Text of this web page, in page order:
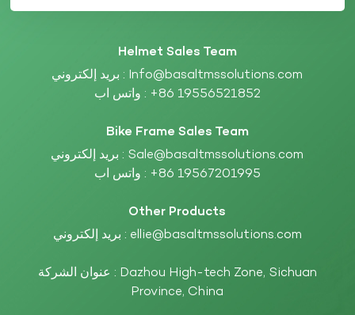
Helmet Sales Team
بريد إلكتروني : Info@basaltmssolutions.com
واتس اب : +86 19556521852
Bike Frame Sales Team
بريد إلكتروني : Sale@basaltmssolutions.com
واتس اب : +86 19567201995
Other Products
بريد إلكتروني : ellie@basaltmssolutions.com
عنوان الشركة : Dazhou High-tech Zone, Sichuan
Province, China